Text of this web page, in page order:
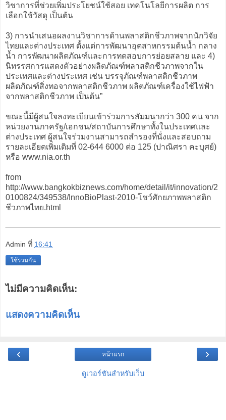
วิชาการที่ช่วยเพิ่มประโยชน์ใช้สอย เทคโนโลยีการผลิต การ
เลือกใช้วัสดุ เป็นต้น
3) การนำเสนอผลงานวิชาการด้านพลาสติกชีวภาพจากนักวิจัย
ไทยและต่างประเทศ ตั้งแต่การพัฒนาอุตสาหกรรมต้นน้ำ กลาง
น้ำ การพัฒนาผลิตภัณฑ์และการทดสอบการย่อยสลาย และ 4)
นิทรรศการแสดงตัวอย่างผลิตภัณฑ์พลาสติกชีวภาพจากใน
ประเทศและต่างประเทศ เช่น บรรจุภัณฑ์พลาสติกชีวภาพ
ผลิตภัณฑ์สิ่งทอจากพลาสติกชีวภาพ ผลิตภัณฑ์เครื่องใช้ไฟฟ้า
จากพลาสติกชีวภาพ เป็นต้น”
ขณะนี้มีผู้สนใจลงทะเบียนเข้าร่วมการสัมมนากว่า 300 คน จาก
หน่วยงานภาครัฐ/เอกชน/สถาบันการศึกษาทั้งในประเทศและ
ต่างประเทศ ผู้สนใจร่วมงานสามารถสำรองที่นั่งและสอบถาม
รายละเอียดเพิ่มเติมที่ 02-644 6000 ต่อ 125 (ปาณิศรา คะบุศย์)
หรือ www.nia.or.th
from
http://www.bangkokbiznews.com/home/detail/it/innovation/2
0100824/349538/InnoBioPlast-2010-โชว์ศักยภาพพลาสติก
ชีวภาพไทย.html
Admin ที่ 16:41
ใช้ร่วมกัน
ไม่มีความคิดเห็น:
แสดงความคิดเห็น
‹ ›
หน้าแรก
ดูเวอร์ชันสำหรับเว็บ